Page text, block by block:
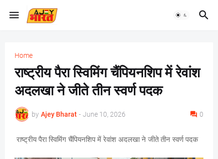
Home
राष्ट्रीय पैरा स्विमिंग चैंपियनशिप में रेवांश
अदलखा ने जीते तीन स्वर्ण पदक
by Ajey Bharat - June 10, 2026 0
राष्ट्रीय पैरा स्विमिंग चैंपियनशिप में रेवांश अदलखा ने जीते तीन स्वर्ण पदक